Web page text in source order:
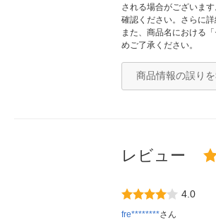
される場合がございま
確認ください。さらに
また、商品名における
めご了承ください。
商品情報の誤り
レビュー
4.0
fre********さん